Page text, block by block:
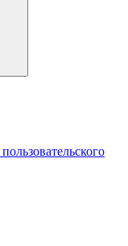
пользовательского